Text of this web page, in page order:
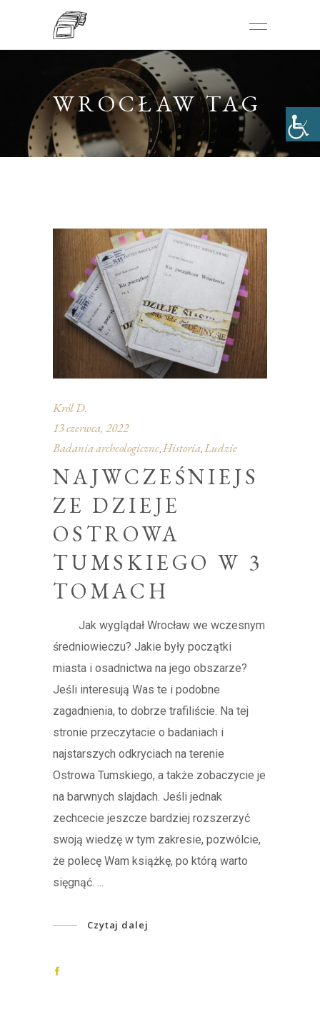
WROCŁAW TAG
Król D.
13 czerwca, 2022
Badania archeologiczne, Historia, Ludzie
NAJWCZEŚNIEJS
ZE DZIEJE
OSTROWA
TUMSKIEGO W 3
TOMACH
Jak wyglądał Wrocław we wczesnym
średniowieczu? Jakie były początki
miasta i osadnictwa na jego obszarze?
Jeśli interesują Was te i podobne
zagadnienia, to dobrze trafiliście. Na tej
stronie przeczytacie o badaniach i
najstarszych odkryciach na terenie
Ostrowa Tumskiego, a także zobaczycie je
na barwnych slajdach. Jeśli jednak
zechcecie jeszcze bardziej rozszerzyć
swoją wiedzę w tym zakresie, pozwólcie,
że polecę Wam książkę, po którą warto
sięgnąć.
Czytaj dalej